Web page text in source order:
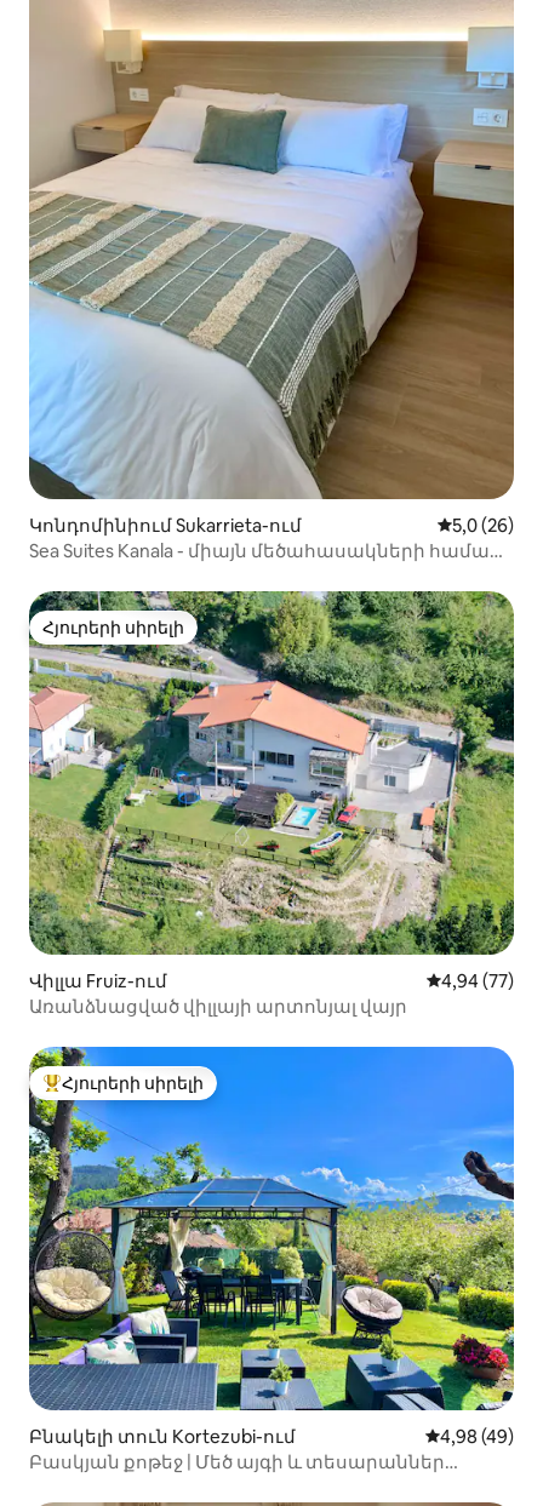
Կոնդոմինիում Sukarrieta-ում Միջին
5,0 (26)
Sea Suites Kanala - միայն մեծահասակների համար,
Հյուրերի սիրելի
Հյուրերի սիրելի
Վիլլա Fruiz-ում Միջին
4,94 (77)
Առանձնացված վիլլայի արտոնյալ վայր
Հյուրերի սիրելի լավագույն տները
Հյուրերի սիրելի
Բնակելի տուն Kortezubi-ում Միջին
4,98 (49)
Բասկյան քոթեջ | Մեծ այգի և տեսարաններ